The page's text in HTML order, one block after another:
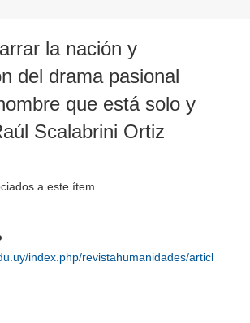
la nación y
del drama pasional
que está solo y
Scalabrini Ortiz
a este ítem.
index.php/revistahumanidades/articl